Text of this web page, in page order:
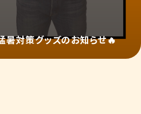
暑対策グッズのお知らせ🔥